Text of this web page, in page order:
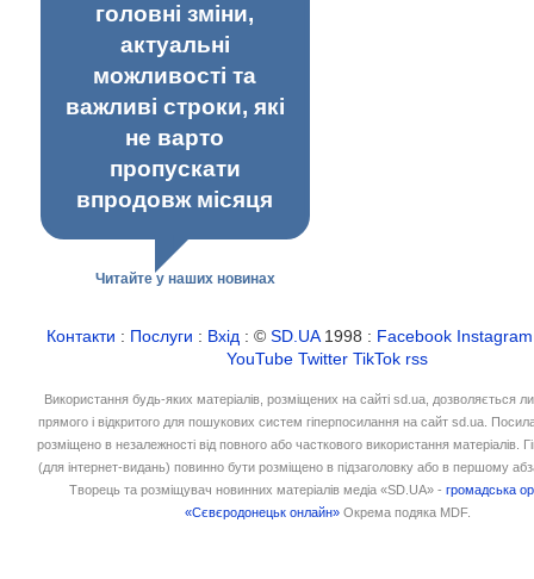
головні зміни,
актуальні
можливості та
важливі строки, які
не варто
пропускати
впродовж місяця
Читайте у наших новинах
Контакти : Послуги : Вхід : ©SD.UA1998 : Facebook Instagram
YouTube Twitter TikTok rss
Використання будь-яких матеріалів, розміщених на сайті sd.ua, дозволяється
прямого і відкритого для пошукових систем гіперпосилання на сайт sd.ua.
розміщено в незалежності від повного або часткового використання матеріалів.
(для інтернет-видань) повинно бути розміщено в підзаголовку або в першому
Творець та розміщувач новинних матеріалів медіа «SD.UA» -громадська
«Сєвєродонецьк онлайн» Окрема подяка MDF.